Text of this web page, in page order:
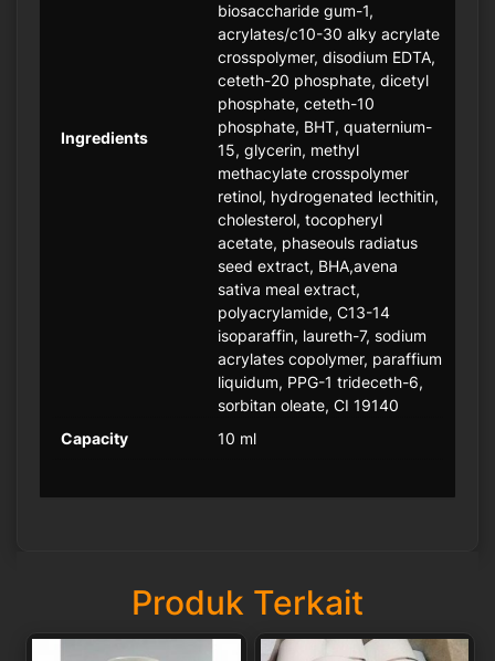
Ingredients
biosaccharide gum-1,
acrylates/c10-30 alky acrylate
crosspolymer, disodium EDTA,
ceteth-20 phosphate, dicetyl
phosphate, ceteth-10
phosphate, BHT, quaternium-
15, glycerin, methyl
methacylate crosspolymer
retinol, hydrogenated lecthitin,
cholesterol, tocopheryl
acetate, phaseouls radiatus
seed extract, BHA,avena
sativa meal extract,
polyacrylamide, C13-14
isoparaffin, laureth-7, sodium
acrylates copolymer, paraffium
liquidum, PPG-1 trideceth-6,
sorbitan oleate, CI 19140
Capacity
10 ml
Produk Terkait